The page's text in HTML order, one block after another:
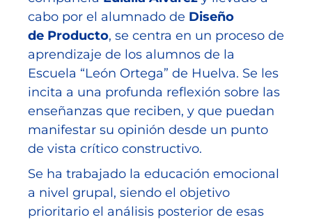
cabo por el alumnado de Diseño
de Producto, se centra en un proceso de
aprendizaje de los alumnos de la
Escuela “León Ortega” de Huelva. Se les
incita a una profunda reflexión sobre las
enseñanzas que reciben, y que puedan
manifestar su opinión desde un punto
de vista crítico constructivo.
Se ha trabajado la educación emocional
a nivel grupal, siendo el objetivo
prioritario el análisis posterior de esas